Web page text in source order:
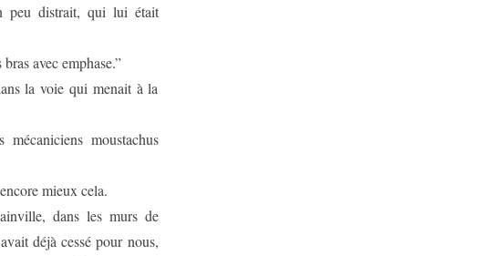
peu distrait, qui lui était
avec emphase.”
la voie qui menait à la
moustachus
mieux cela.
dans les murs de
déjà cessé pour nous,